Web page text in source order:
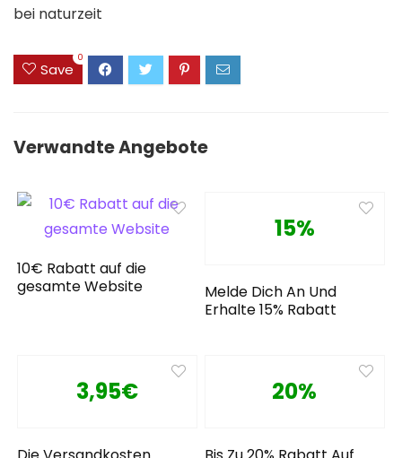
bei naturzeit
Save
0
Verwandte Angebote
10€ Rabatt auf die
gesamte Website
15%
Melde Dich An Und
Erhalte 15% Rabatt
3,95€ 20%